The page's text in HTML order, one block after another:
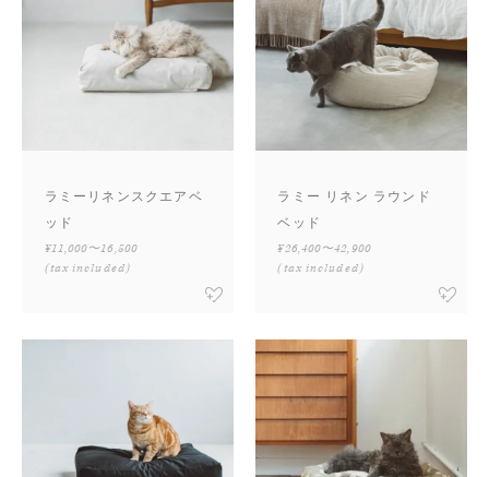
ラミーリネンスクエアベ
ッド
¥11,000〜16,500
(tax included)
ラミー リネン ラウンド
ベッド
¥26,400〜42,900
(tax included)